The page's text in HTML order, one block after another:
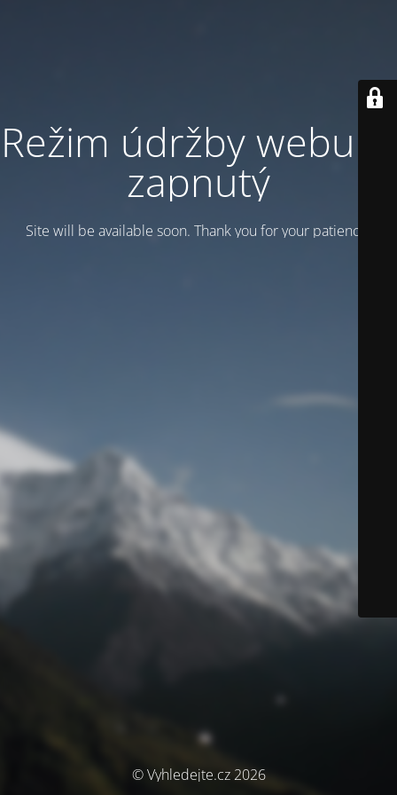
Režim údržby webu je
zapnutý
Site will be available soon. Thank you for your patience!
© Vyhledejte.cz 2026